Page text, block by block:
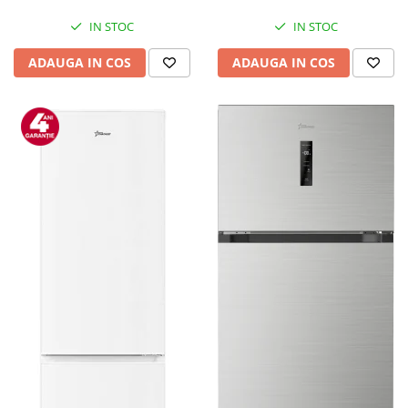
Sisteme audio
Imprimante & Scannere
Monitoare
Playere, Boxe & Casti
Radio cu ceas & portabile
Tabla interactiva
IN STOC
ADAUGA IN COS
IN STOC
ADAUGA IN COS